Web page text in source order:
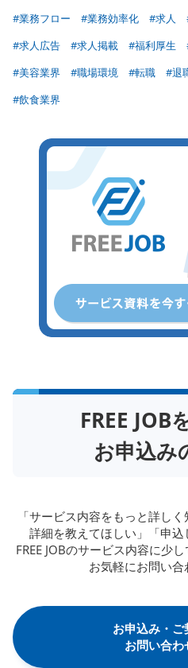
#業務フロー
#業務効率化 #求人
#求人広告
#求人掲載 #福利厚生
#美容業界
#職場環境 #転職 #退
#飲食業界
FREE JOB
お申込み
「サービス内容をもっと詳し
詳細を教えてほしい」「申
FREE JOBのサービス内容に少
お気軽にお問い合
お申込み・ご
お問い合わ